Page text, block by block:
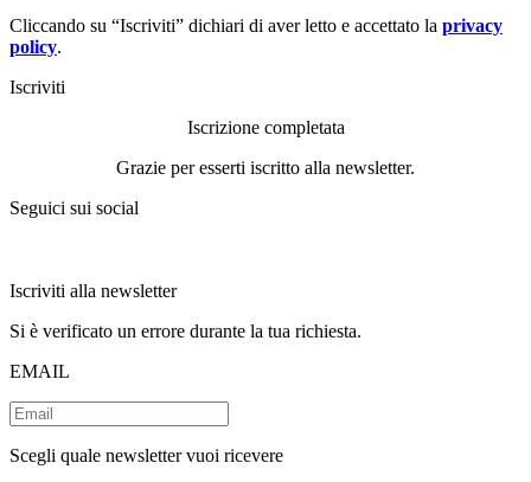
Cliccando su “Iscriviti” dichiari di aver letto e accettato la privacy
policy.
Iscriviti
Iscrizione completata
Grazie per esserti iscritto alla newsletter.
Seguici sui social
Iscriviti alla newsletter
Si è verificato un errore durante la tua richiesta.
EMAIL
Scegli quale newsletter vuoi ricevere